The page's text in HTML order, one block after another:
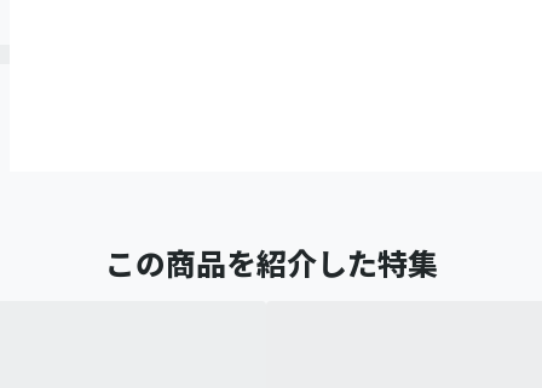
この商品を紹介した特集